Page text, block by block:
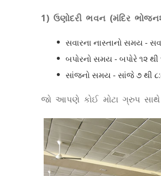
1) ઉણોદરી ભવન (મંદિર
સવારના નાસ્તાનો સમય -
બપોરનો સમય - બપોરે ૧૨ થી
સાંજનો સમય - સાંજે ૭ થી
જો આપણે કોઈ મોટા ગ્રુપ